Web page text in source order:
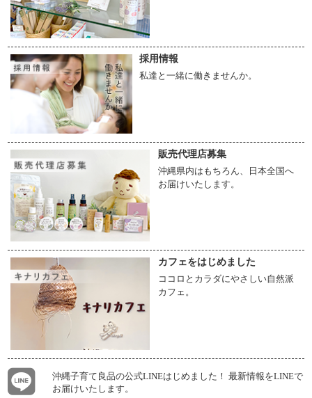
採用情報
私達と一緒に働きませんか。
販売代理店募集
沖縄県内はもちろん、日本全国へ
お届けいたします。
カフェをはじめました
ココロとカラダにやさしい自然派
カフェ。
沖縄子育て良品の公式LINEはじめました！ 最新情報をLINEで
お届けいたします。